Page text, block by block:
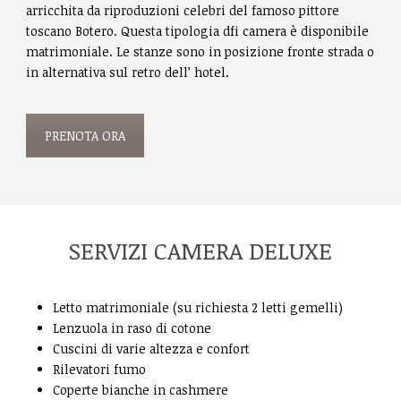
arricchita da riproduzioni celebri del famoso pittore
toscano Botero. Questa tipologia dfi camera è disponibile
matrimoniale. Le stanze sono in posizione fronte strada o
in alternativa sul retro dell’ hotel.
PRENOTA ORA
SERVIZI CAMERA DELUXE
Letto matrimoniale (su richiesta 2 letti gemelli)
Lenzuola in raso di cotone
Cuscini di varie altezza e confort
Rilevatori fumo
Coperte bianche in cashmere